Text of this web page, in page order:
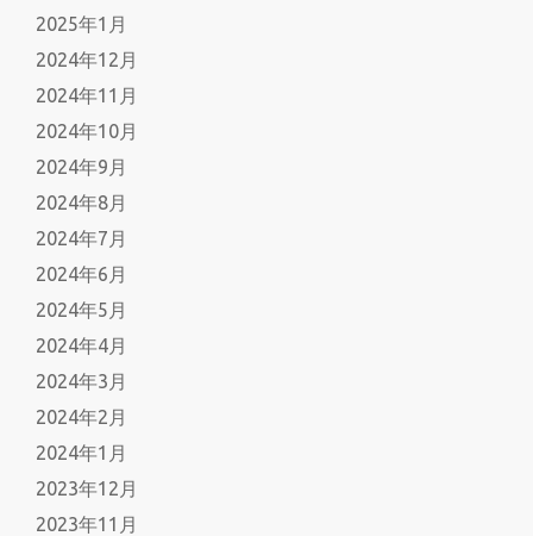
2025年1月
2024年12月
2024年11月
2024年10月
2024年9月
2024年8月
2024年7月
2024年6月
2024年5月
2024年4月
2024年3月
2024年2月
2024年1月
2023年12月
2023年11月